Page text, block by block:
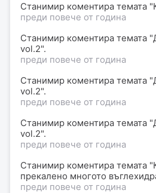
Станимир коментира темата
преди повече от година
Станимир коментира темата
vol.2".
преди повече от година
Станимир коментира темата
vol.2".
преди повече от година
Станимир коментира темата
vol.2".
преди повече от година
Станимир коментира темата
прекалено многото
преди повече от година